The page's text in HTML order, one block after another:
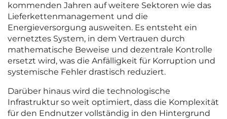
kommenden Jahren auf weitere Sektoren wie das
Lieferkettenmanagement und die
Energieversorgung ausweiten. Es entsteht ein
vernetztes System, in dem Vertrauen durch
mathematische Beweise und dezentrale Kontrolle
ersetzt wird, was die Anfälligkeit für Korruption und
systemische Fehler drastisch reduziert.
Darüber hinaus wird die technologische
Infrastruktur so weit optimiert, dass die Komplexität
für den Endnutzer vollständig in den Hintergrund